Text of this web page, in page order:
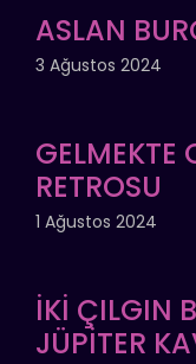
ASLAN
3 Ağustos 2024
GELMEKTE
RETROSU
1 Ağustos 2024
İKİ ÇILGIN
JÜPİTER